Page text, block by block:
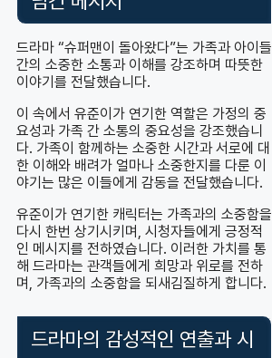
드라마 “슈퍼맨이 돌아왔다”는 가족과 아이들
간의 소중한 소통과 이해를 강조하며 따뜻한
이야기를 전달했습니다.
이 속에서 유준이가 연기한 역할은 가정의 중
요성과 가족 간 소통의 중요성을 강조했습니
다. 가족이 함께하는 소중한 시간과 서로에 대
한 이해와 배려가 얼마나 소중한지를 다룬 이
야기는 많은 이들에게 감동을 전달했습니다.
유준이가 연기한 캐릭터는 가족과의 소중함을
다시 한번 상기시키며, 시청자들에게 긍정적
인 메시지를 전하였습니다. 이러한 가치를 통
해 드라마는 관객들에게 희망과 위로를 전하
며, 가족과의 소중함을 되새김질하게 합니다.
드라마의 감성적인 연출과 시